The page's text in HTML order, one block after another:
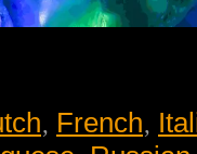
, French,